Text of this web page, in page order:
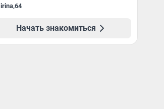
irina,64
Начать знакомиться